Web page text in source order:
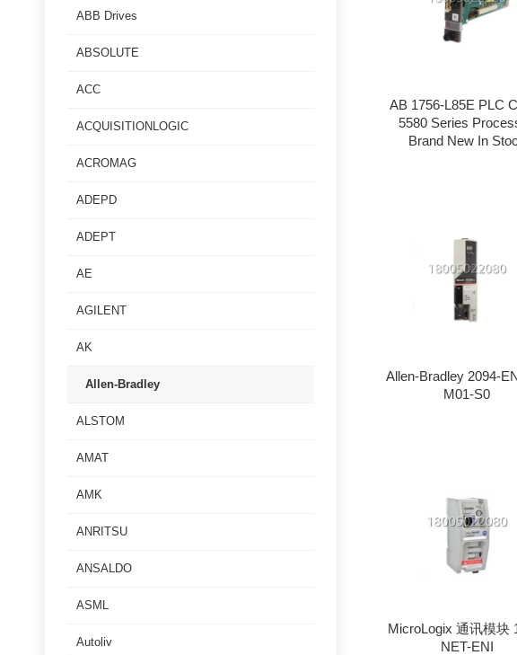
AB 1756-L85E PLC
5580 Series
Brand New In
Allen-Bradley 2094-
M01-S0
MicroLogix 通讯模块
NET-ENI
ABB Drives
ABSOLUTE
ACC
ACQUISITIONLOGIC
ACROMAG
ADEPD
ADEPT
AE
AGILENT
AK
Allen-Bradley
ALSTOM
AMAT
AMK
ANRITSU
ANSALDO
ASML
Autoliv